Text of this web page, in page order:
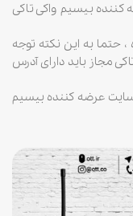
کننده بیسیم واکی تاکی
حتما به این نکته توجه
مجاز باید دارای آدرس
عرضه کننده بیسیم